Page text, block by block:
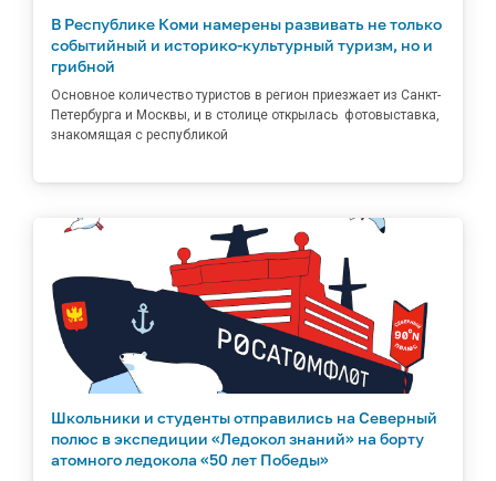
В Республике Коми намерены развивать не только
событийный и историко-культурный туризм, но и
грибной
Основное количество туристов в регион приезжает из Санкт-
Петербурга и Москвы, и в столице открылась фотовыставка,
знакомящая с республикой
Школьники и студенты отправились на Северный
полюс в экспедиции «Ледокол знаний» на борту
атомного ледокола «50 лет Победы»